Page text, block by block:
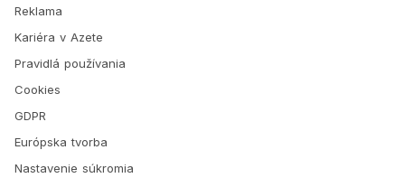
Reklama
Kariéra v Azete
Pravidlá používania
Cookies
GDPR
Európska tvorba
Nastavenie súkromia